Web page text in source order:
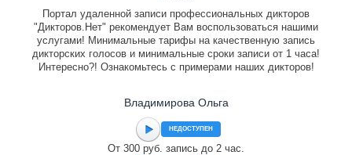
Портал удаленной записи профессиональных дикторов
"Дикторов.Нет" рекомендует Вам воспользоваться нашими
услугами! Минимальные тарифы на качественную запись
дикторских голосов и минимальные сроки записи от 1 часа!
Интересно?! Ознакомьтесь с примерами наших дикторов!
Владимирова Ольга
НЕДОСТУПЕН
От 300 руб. запись до 2 час.